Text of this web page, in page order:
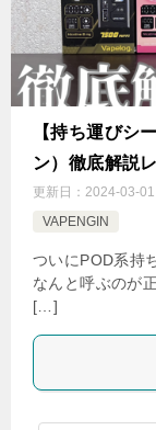
【持ち運びシ
ン）徹底解説
更新日： 2024-03-01
VAPENGIN
ついにPOD系持
なんと呼ぶのが
[…]